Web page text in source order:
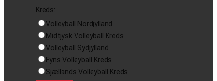
Kreds:
Volleyball Nordjylland
Midtjysk Volleyball Kreds
Volleyball Sydjylland
Fyns Volleyball Kreds
Sjællands Volleyball Kreds